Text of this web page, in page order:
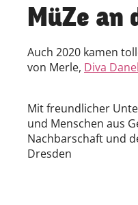
MüZe an
Auch 2020 kamen
von Merle, Diva
Mit freundlicher
und Menschen aus
Nachbarschaft und
Dresden